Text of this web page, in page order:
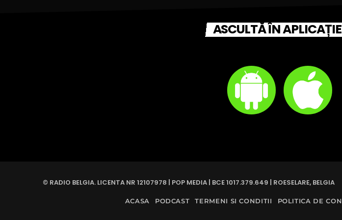
ASCULTĂ ÎN APLICAȚIE
© RADIO BELGIA. LICENTA NR 12107978 | POP MEDIA | BCE 1017.379.649 | ROESELARE, BELGIA
ACASA PODCAST TERMENI SI CONDITII